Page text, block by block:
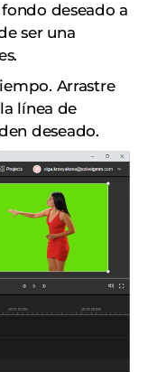
deseado a
ser una
Arrastre
línea de
deseado.